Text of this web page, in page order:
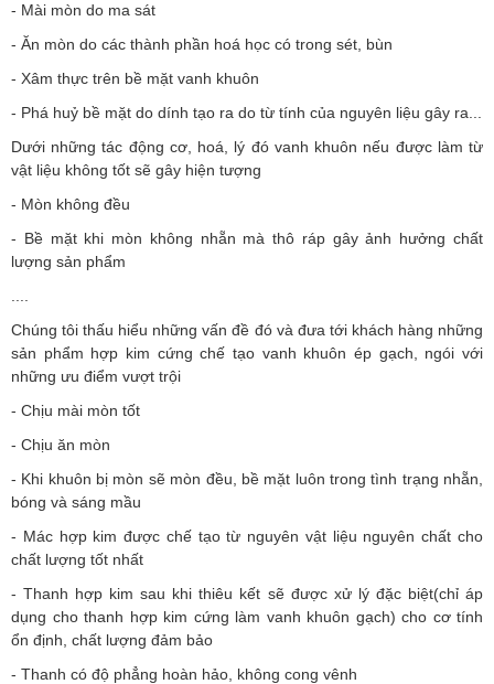
- Mài mòn do ma sát
- Ăn mòn do các thành phần hoá học có trong sét, bùn
- Xâm thực trên bề mặt vanh khuôn
- Phá huỷ bề mặt do dính tạo ra do từ tính của nguyên liệu gây ra...
Dưới những tác động cơ, hoá, lý đó vanh khuôn nếu được làm từ
vật liệu không tốt sẽ gây hiện tượng
- Mòn không đều
- Bề mặt khi mòn không nhẵn mà thô ráp gây ảnh hưởng chất
lượng sản phẩm
Chúng tôi thấu hiểu những vấn đề đó và đưa tới khách hàng những
sản phẩm hợp kim cứng chế tạo vanh khuôn ép gạch, ngói với
những ưu điểm vượt trội
- Chịu mài mòn tốt
- Chịu ăn mòn
- Khi khuôn bị mòn sẽ mòn đều, bề mặt luôn trong tình trạng nhẵn,
bóng và sáng mầu
- Mác hợp kim được chế tạo từ nguyên vật liệu nguyên chất cho
chất lượng tốt nhất
- Thanh hợp kim sau khi thiêu kết sẽ được xử lý đặc biệt(chỉ áp
dụng cho thanh hợp kim cứng làm vanh khuôn gạch) cho cơ tính
ổn định, chất lượng đảm bảo
- Thanh có độ phẳng hoàn hảo, không cong vênh